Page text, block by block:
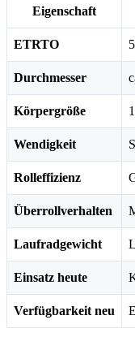
Eigenschaft
ETRTO
Durchmesser
Körpergröße
Wendigkeit
Rolleffizienz
Überrollverhalten
Laufradgewicht
Einsatz heute
Verfügbarkeit neu